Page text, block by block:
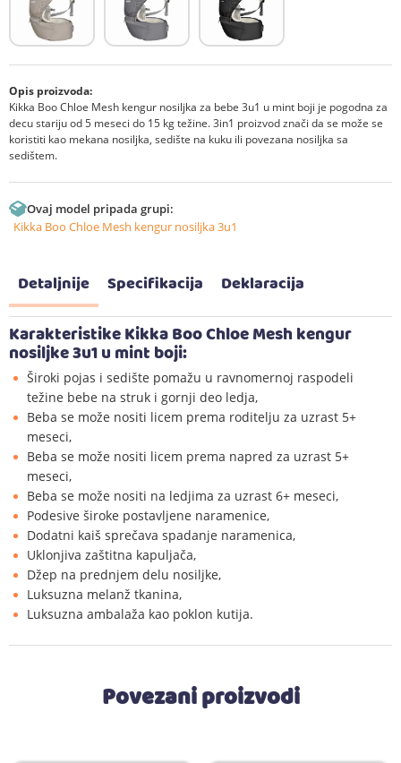
Opis proizvoda:
Kikka Boo Chloe Mesh kengur nosiljka za bebe 3u1 u mint boji je pogodna za
decu stariju od 5 meseci do 15 kg težine. 3in1 proizvod znači da se može se
koristiti kao mekana nosiljka, sedište na kuku ili povezana nosiljka sa
sedištem.
Ovaj model pripada grupi:
Kikka Boo Chloe Mesh kengur nosiljka 3u1
Detaljnije Specifikacija Deklaracija
Karakteristike Kikka Boo Chloe Mesh kengur
nosiljke 3u1 u mint boji:
Široki pojas i sedište pomažu u ravnomernoj raspodeli
težine bebe na struk i gornji deo ledja,
Beba se može nositi licem prema roditelju za uzrast 5+
meseci,
Beba se može nositi licem prema napred za uzrast 5+
meseci,
Beba se može nositi na ledjima za uzrast 6+ meseci,
Podesive široke postavljene naramenice,
Dodatni kaiš sprečava spadanje naramenica,
Uklonjiva zaštitna kapuljača,
Džep na prednjem delu nosiljke,
Luksuzna melanž tkanina,
Luksuzna ambalaža kao poklon kutija.
Povezani proizvodi